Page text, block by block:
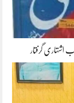
اشتہاری گرفتار